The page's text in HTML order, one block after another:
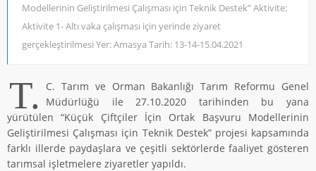
Modellerinin Geliştirilmesi Çalışması için Teknik Destek” Aktivite:
Aktivite 1- Altı vaka çalışması için yerinde ziyaret
gerçekleştirilmesi Yer: Amasya Tarih: 13-14-15.04.2021
T.
C. Tarım ve Orman Bakanlığı Tarım Reformu Genel
Müdürlüğü ile 27.10.2020 tarihinden bu yana
yürütülen “Küçük Çiftçiler İçin Ortak Başvuru Modellerinin
Geliştirilmesi Çalışması için Teknik Destek” projesi kapsamında
farklı illerde paydaşlara ve çeşitli sektörlerde faaliyet gösteren
tarımsal işletmelere ziyaretler yapıldı.